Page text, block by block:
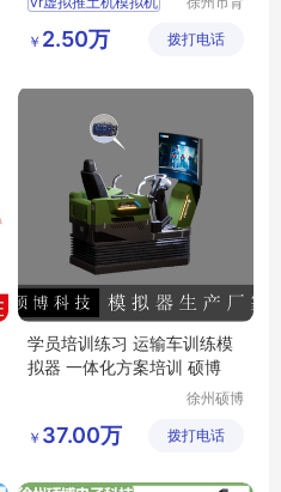
推土机模拟器
推土机仿真学习机
技有限公
￥ 2.50万 拨打电话
学员培训练习 运输车训练模
拟器 一体化方案培训 硕博
徐州硕博
有限公司
￥ 37.00万 拨打电话